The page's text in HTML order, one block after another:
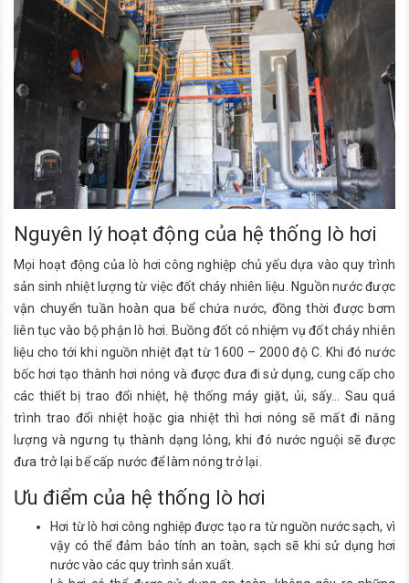
Nguyên lý hoạt động của hệ thống lò hơi
Mọi hoạt động của lò hơi công nghiệp chủ yếu dựa vào quy trình
sản sinh nhiệt lượng từ việc đốt cháy nhiên liệu. Nguồn nước được
vận chuyển tuần hoàn qua bể chứa nước, đồng thời được bơm
liên tục vào bộ phận lò hơi. Buồng đốt có nhiệm vụ đốt cháy nhiên
liệu cho tới khi nguồn nhiệt đạt từ 1600 – 2000 độ C. Khi đó nước
bốc hơi tạo thành hơi nóng và được đưa đi sử dụng, cung cấp cho
các thiết bị trao đổi nhiệt, hệ thống máy giặt, ủi, sấy… Sau quá
trình trao đổi nhiệt hoặc gia nhiệt thì hơi nóng sẽ mất đi năng
lượng và ngưng tụ thành dạng lỏng, khi đó nước nguội sẽ được
đưa trở lại bể cấp nước để làm nóng trở lại.
Ưu điểm của hệ thống lò hơi
Hơi từ lò hơi công nghiệp được tạo ra từ nguồn nước sạch, vì
vậy có thể đảm bảo tính an toàn, sạch sẽ khi sử dụng hơi
nước vào các quy trình sản xuất.